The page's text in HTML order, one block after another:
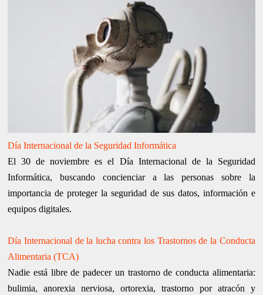
Día Internacional de la Seguridad Informática
El 30 de noviembre es el Día Internacional de la Seguridad
Informática, buscando concienciar a las personas sobre la
importancia de proteger la seguridad de sus datos, información e
equipos digitales.
Día Internacional de la lucha contra los Trastornos de la Conducta
Alimentaria (TCA)
Nadie está libre de padecer un trastorno de conducta alimentaria:
bulimia, anorexia nerviosa, ortorexia, trastorno por atracón y